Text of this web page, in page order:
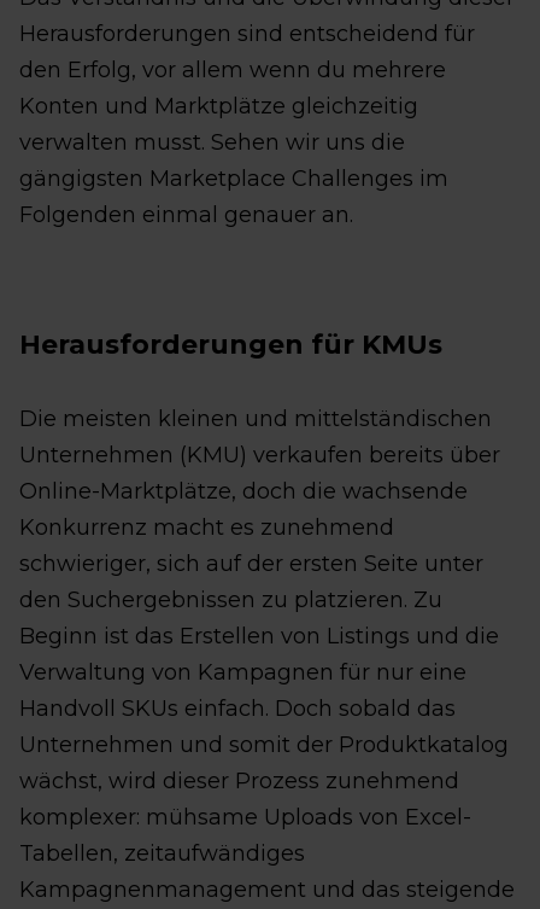
Herausforderungen sind entscheidend für
den Erfolg, vor allem wenn du mehrere
Konten und Marktplätze gleichzeitig
verwalten musst. Sehen wir uns die
gängigsten Marketplace Challenges im
Folgenden einmal genauer an.
Herausforderungen für KMUs
Die meisten kleinen und mittelständischen
Unternehmen (KMU) verkaufen bereits über
Online-Marktplätze, doch die wachsende
Konkurrenz macht es zunehmend
schwieriger, sich auf der ersten Seite unter
den Suchergebnissen zu platzieren. Zu
Beginn ist das Erstellen von Listings und die
Verwaltung von Kampagnen für nur eine
Handvoll SKUs einfach. Doch sobald das
Unternehmen und somit der Produktkatalog
wächst, wird dieser Prozess zunehmend
komplexer: mühsame Uploads von Excel-
Tabellen, zeitaufwändiges
Kampagnenmanagement und das steigende